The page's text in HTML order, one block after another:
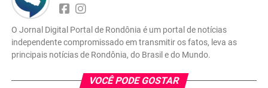
O Jornal Digital Portal de Rondônia é um portal de notícias
independente compromissado em transmitir os fatos, leva as
principais notícias de Rondônia, do Brasil e do Mundo.
VOCÊ PODE GOSTAR